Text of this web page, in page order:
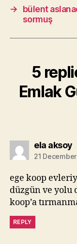
→
bülent
sormuş
5
Emlak
ela aksoy
21
ege koop
düzgün ve yolu
koop’a
REPLY